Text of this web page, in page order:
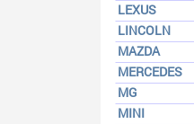
LEXUS
LINCOLN
MAZDA
MERCEDES
MG
MINI